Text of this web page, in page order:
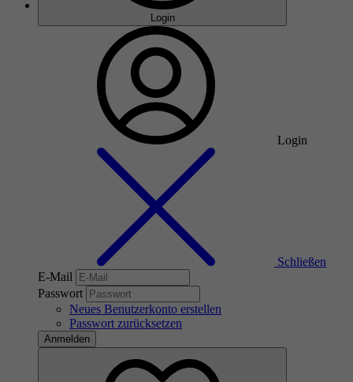
Login
Login
Schließen
E-Mail
Passwort
Neues Benutzerkonto erstellen
Passwort zurücksetzen
Anmelden